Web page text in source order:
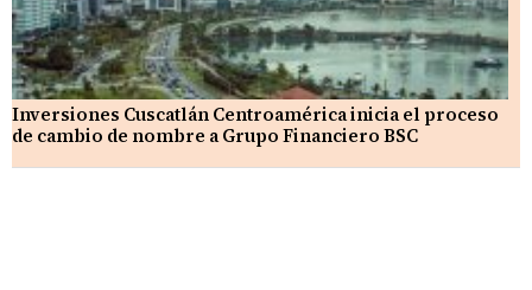
Inversiones Cuscatlán Centroamérica inicia el proceso
de cambio de nombre a Grupo Financiero BSC